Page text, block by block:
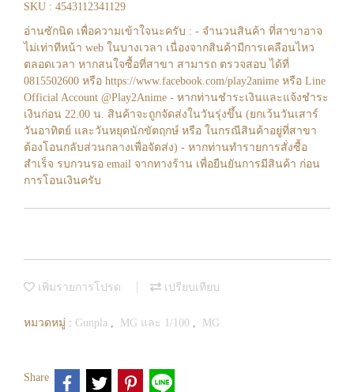
SKU : 4543112341129
อ่านซักนิด เพื่อความเข้าใจนะครับ : - จำนวนสินค้า ที่สาขาอาจ
ไม่เท่าทีหน้า web ในบางเวลา เนื่องจากสินค้ามีการเคลือนไหว
ตลอดเวลา หากสนใจซื้อที่สาขา สามารถ ตรวจสอบ ได้ที่
0815502600 หรือ https://www.facebook.com/play2anime หรือ Line
Official Account @Play2Anime - หากท่านชำระเงินและแจ้งชำระ
เงินก่อน 22.00 น. สินค้าจะถูกจัดส่งในวันรุ่งขึ้น (ยกเว้นวันเสาร์
วันอาทิตย์ และวันหยุดนักขัตฤกษ์ หรือ ในกรณีสินค้าอยู่ที่สาขา
ต้องโอนกลับส่วนกลางเพื่อจัดส่ง) - หากท่านทำรายการสั่งซื้อ
สำเร็จ รบกวนรอ email จากทางร้าน เพื่อยืนยันการมีสินค้า ก่อน
การโอนเงินครับ
เพิ่มรายการโปรด เปรียบเทียบ
หมวดหมู่ : Gunpla , MG และ 1/100 , MG
Share